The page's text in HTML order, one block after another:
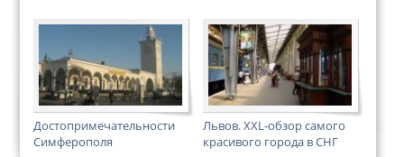
Достопримечательности
Симферополя
Львов. XXL-обзор самого
красивого города в СНГ